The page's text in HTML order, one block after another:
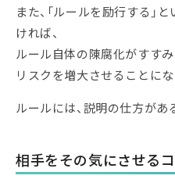
また、「ルールを励行する」
ければ、
ルール自体の陳腐化がすすみ
リスクを増大させることにな
ルールには、説明の仕方があ
相手をその気にさせる